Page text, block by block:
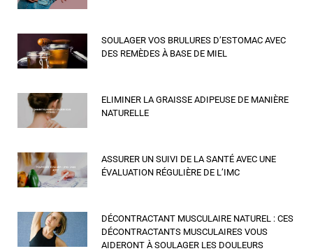
SOULAGER VOS BRULURES D’ESTOMAC AVEC
DES REMÈDES À BASE DE MIEL
ELIMINER LA GRAISSE ADIPEUSE DE MANIÈRE
NATURELLE
ASSURER UN SUIVI DE LA SANTÉ AVEC UNE
ÉVALUATION RÉGULIÈRE DE L’IMC
DÉCONTRACTANT MUSCULAIRE NATUREL : CES
DÉCONTRACTANTS MUSCULAIRES VOUS
AIDERONT À SOULAGER LES DOULEURS